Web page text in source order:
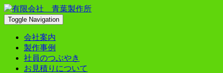
Skip
to
content
Toggle Navigation
会社案内
製作事例
社員のつぶやき
お見積りについて